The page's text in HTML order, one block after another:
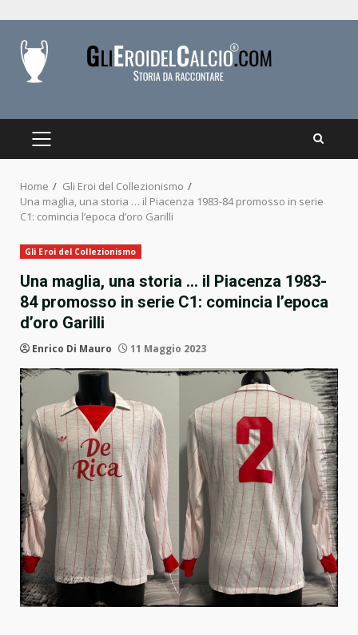
content
PRIMARY
Home
Gli Eroi del Collezionismo
Una maglia, una storia … il Piacenza 1983-84 promosso in serie
C1: comincia l’epoca d’oro Garilli
Gli Eroi del Collezionismo
Una maglia, una storia … il Piacenza 1983-
84 promosso in serie C1: comincia l’epoca
d’oro Garilli
Enrico Di Mauro 11 Maggio 2023